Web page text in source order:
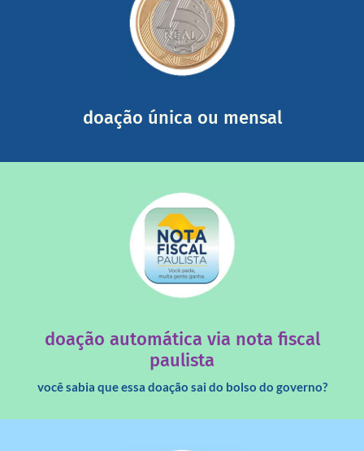
doação única ou mensal
mail mostrando tudo o que fizemos com a sua ajuda
somada a de outras pessoas.
saiba mais
doação automática via nota fiscal
paulista
você sabia que essa doação sai do bolso do governo?
saiba mais